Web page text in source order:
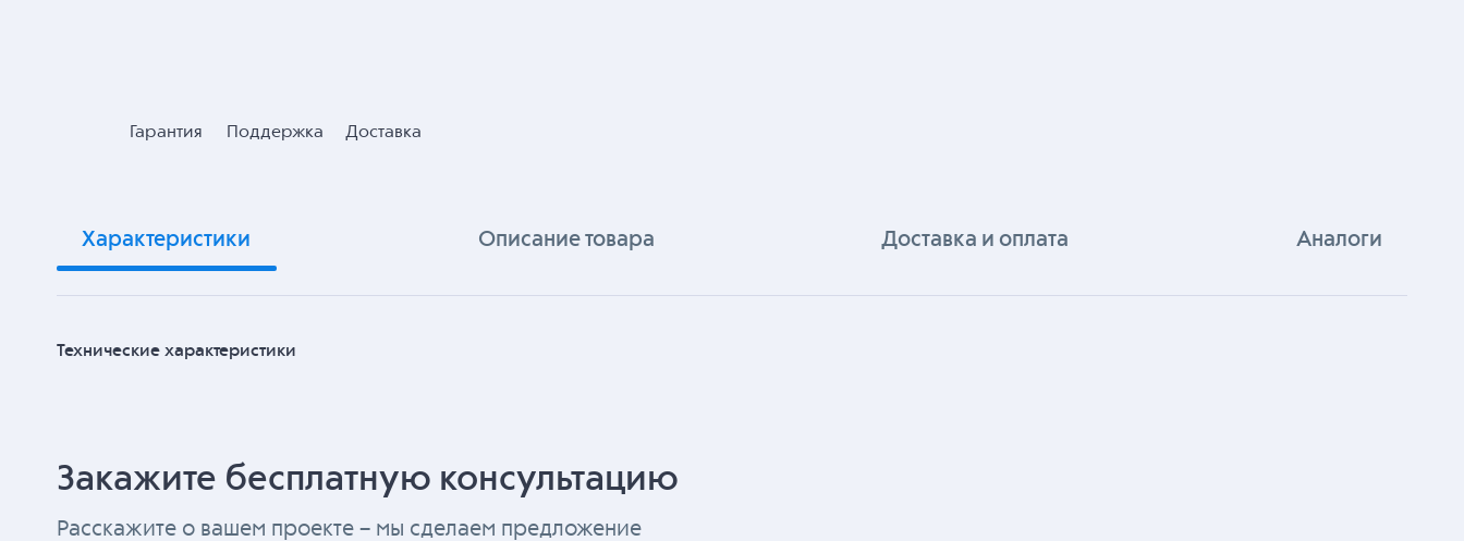
Гарантия Поддержка Доставка
Характеристики Описание товара Доставка и оплата Аналоги
Технические характеристики
Закажите бесплатную консультацию
Расскажите о вашем проекте – мы сделаем предложение